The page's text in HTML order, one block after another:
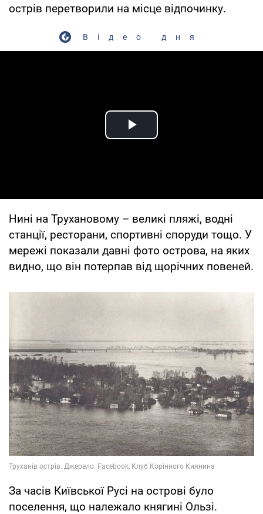
острів перетворили на місце відпочинку.
Відео дня
Play Video
Нині на Трухановому – великі пляжі, водні
станції, ресторани, спортивні споруди тощо. У
мережі показали давні фото острова, на яких
видно, що він потерпав від щорічних повеней.
За часів Київської Русі на острові було
поселення, що належало княгині Ользі.